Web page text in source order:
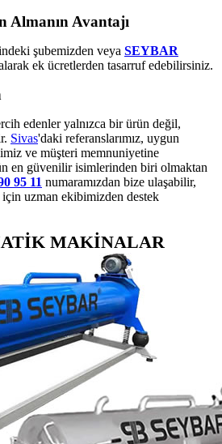
Almanın Avantajı
şubemizden veya SEYBAR
ek ücretlerden tasarruf edebilirsiniz.
edenler yalnızca bir ürün değil,
Sivas'daki referanslarımız, uygun
ve müşteri memnuniyetine
en güvenilir isimlerinden biri olmaktan
95 11 numaramızdan bize ulaşabilir,
için uzman ekibimizden destek
MAKİNALAR